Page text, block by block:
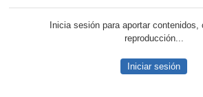
Inicia sesión para aportar
reproducción...
Iniciar sesión